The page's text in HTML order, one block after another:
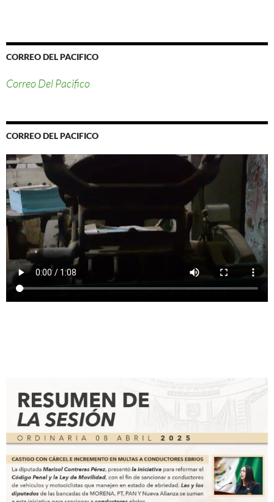
CORREO DEL PACIFICO
Correo Del Pacifico
CORREO DEL PACIFICO